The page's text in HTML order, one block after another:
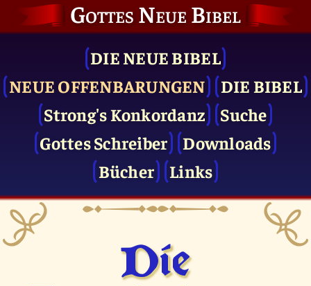
Gottes Neue Bibel
DIE NEUE BIBEL
NEUE OFFENBARUNGEN
DIE BIBEL
Strong's Konkordanz
Suche
Gottes Schreiber
Downloads
Bücher
Links
Die